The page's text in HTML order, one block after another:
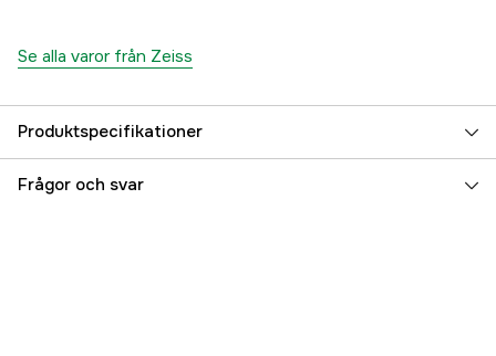
Se alla varor från Zeiss
Produktspecifikationer
Användningsområde Drevjakt
Frågor och svar